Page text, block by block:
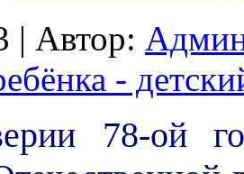
| Автор:
-
78-ой